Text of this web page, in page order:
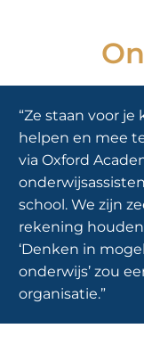
“Ze staan voor
helpen en mee
via Oxford
school. We zijn
rekening
‘Denken in
onderwijs’ zou
organisatie.”